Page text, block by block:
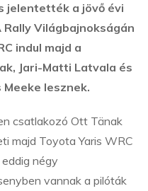
jelentették a jövő évi
Rally Világbajnokságán
indul majd a
Jari-Matti Latvala és
lesznek.
csatlakozó Ott Tänak
majd Toyota Yaris WRC
négy
vannak a pilóták